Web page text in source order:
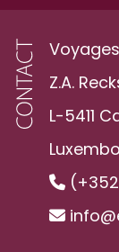
Z.A.
L-5411